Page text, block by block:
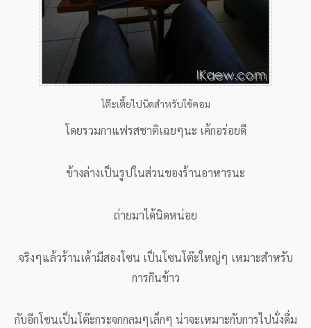
โต๊ะเตี้ยไปนิดสำหรับใช้คอม
โดยรวมกาแฟรสชาติเฉยๆนะ เค้กอร่อยดี
ข้างล่างเป็นรูปในส่วนของร้านอาหารนะ
ถ่ายมาได้นิดหน่อย
จริงๆแล้วร้านเค้ามีสองโซน เป็นโซนโต๊ะใหญ่ๆ เหมาะสำหรับ
การกินข้าว
กับอีกโซนเป็นโต๊ะกระจกกลมๆเล็กๆ น่าจะเหมาะกับการไปนั่งดื่ม